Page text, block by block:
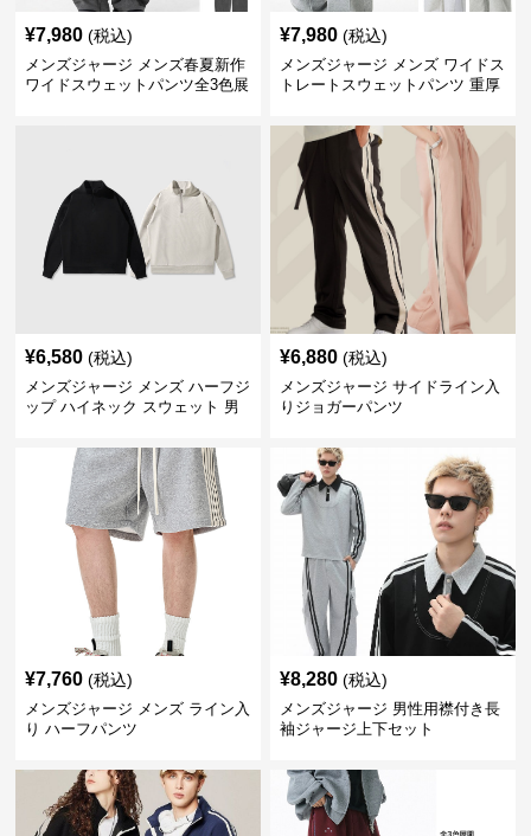
¥7,980 (税込)
メンズジャージ メンズ春夏新作
ワイドスウェットパンツ全3色展
¥7,980 (税込)
メンズジャージ メンズ ワイドス
トレートスウェットパンツ 重厚
¥6,580 (税込)
メンズジャージ メンズ ハーフジ
ップ ハイネック スウェット 男
¥6,880 (税込)
メンズジャージ サイドライン入
りジョガーパンツ
¥7,760 (税込)
メンズジャージ メンズ ライン入
り ハーフパンツ
¥8,280 (税込)
メンズジャージ 男性用襟付き長
袖ジャージ上下セット